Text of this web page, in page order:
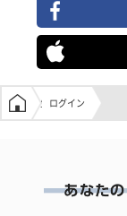
学生の窓口トップ
ログイン